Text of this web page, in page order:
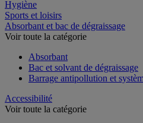
Hygiène
Sports et loisirs
Absorbant et bac de dégraissage
Voir toute la catégorie
Absorbant
Bac et solvant de dégraissage
Barrage antipollution et
Accessibilité
Voir toute la catégorie